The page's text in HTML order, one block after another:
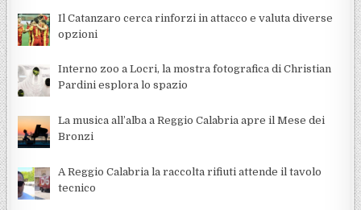
Il Catanzaro cerca rinforzi in attacco e valuta diverse
opzioni
Interno zoo a Locri, la mostra fotografica di Christian
Pardini esplora lo spazio
La musica all’alba a Reggio Calabria apre il Mese dei
Bronzi
A Reggio Calabria la raccolta rifiuti attende il tavolo
tecnico